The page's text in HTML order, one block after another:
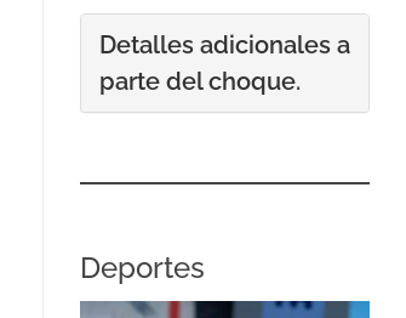
Detalles adicionales a
parte del choque.
Deportes